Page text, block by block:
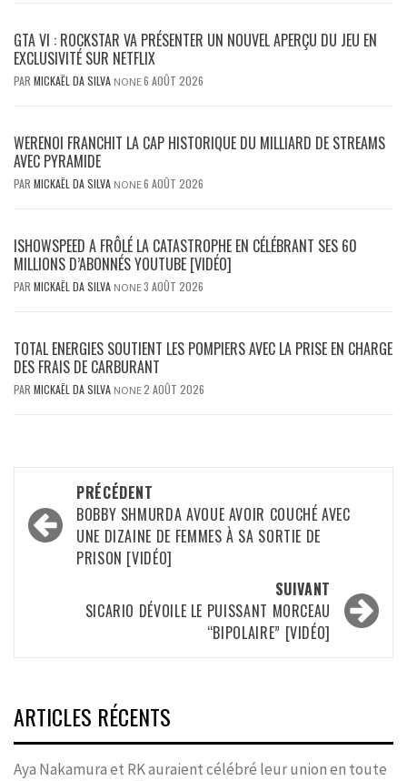
GTA VI : ROCKSTAR VA PRÉSENTER UN NOUVEL APERÇU DU JEU EN
EXCLUSIVITÉ SUR NETFLIX
PAR MICKAËL DA SILVA NONE6 AOÛT 2026
WERENOI FRANCHIT LA CAP HISTORIQUE DU MILLIARD DE STREAMS
AVEC PYRAMIDE
PAR MICKAËL DA SILVA NONE6 AOÛT 2026
ISHOWSPEED A FRÔLÉ LA CATASTROPHE EN CÉLÉBRANT SES 60
MILLIONS D’ABONNÉS YOUTUBE [VIDÉO]
PAR MICKAËL DA SILVA NONE3 AOÛT 2026
TOTAL ENERGIES SOUTIENT LES POMPIERS AVEC LA PRISE EN CHARGE
DES FRAIS DE CARBURANT
PAR MICKAËL DA SILVA NONE2 AOÛT 2026
Navigation
d’article
PRÉCÉDENT
BOBBY SHMURDA AVOUE AVOIR COUCHÉ AVEC
UNE DIZAINE DE FEMMES À SA SORTIE DE
PRISON [VIDÉO]
SUIVANT
SICARIO DÉVOILE LE PUISSANT MORCEAU
“BIPOLAIRE” [VIDÉO]
ARTICLES RÉCENTS
Aya Nakamura et RK auraient célébré leur union en toute